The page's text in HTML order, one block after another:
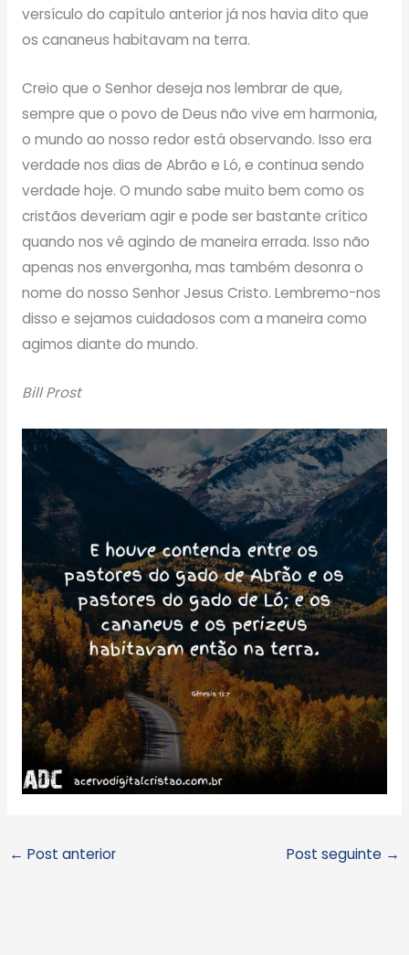
versículo do capítulo anterior já nos havia dito que
os cananeus habitavam na terra.
Creio que o Senhor deseja nos lembrar de que,
sempre que o povo de Deus não vive em harmonia,
o mundo ao nosso redor está observando. Isso era
verdade nos dias de Abrão e Ló, e continua sendo
verdade hoje. O mundo sabe muito bem como os
cristãos deveriam agir e pode ser bastante crítico
quando nos vê agindo de maneira errada. Isso não
apenas nos envergonha, mas também desonra o
nome do nosso Senhor Jesus Cristo. Lembremo-nos
disso e sejamos cuidadosos com a maneira como
agimos diante do mundo.
Bill Prost
← Post anterior Post seguinte →